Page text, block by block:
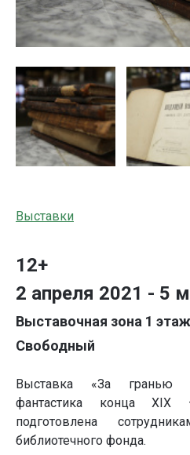
Выставки
12+
2 апреля 2021 - 5
Выставочная зона 1
Свободный
Выставка «За гранью
фантастика конца
подготовлена
библиотечного фонда.